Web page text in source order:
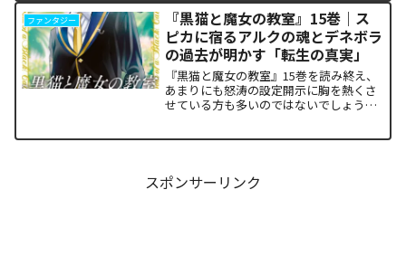
坂道が選択した驚くべき行動が描かれま
す。科学的な限界や競技...
ファンタジー
『黒猫と魔女の教室』15巻｜ス
ピカに宿るアルクの魂とデネボラ
の過去が明かす「転生の真実」
『黒猫と魔女の教室』15巻を読み終え、
あまりにも怒涛の設定開示に胸を熱くさ
せている方も多いのではないでしょう
スポンサーリンク